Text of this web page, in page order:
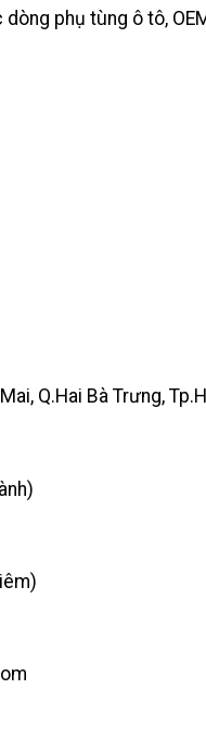
phụ tùng ô tô,
Q.Hai Bà Trưng,